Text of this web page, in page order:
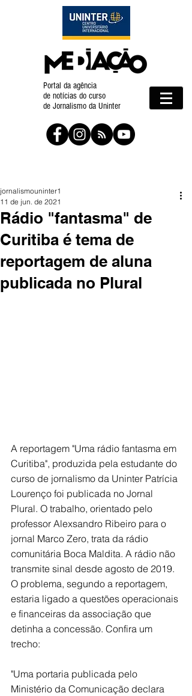
Portal da agência
de notícias do curso
de Jornalismo da Uninter
Rádio "fantasma" de
Curitiba é tema de
reportagem de aluna
publicada no Plural
jornalismouninter1
11 de jun. de 2021
A reportagem "Uma rádio fantasma em
Curitiba", produzida pela estudante do
curso de jornalismo da Uninter Patrícia
Lourenço foi publicada no Jornal
Plural. O trabalho, orientado pelo
professor Alexsandro Ribeiro para o
jornal Marco Zero, trata da rádio
comunitária Boca Maldita. A rádio não
transmite sinal desde agosto de 2019.
O problema, segundo a reportagem,
estaria ligado a questões operacionais
e financeiras da associação que
detinha a concessão. Confira um
trecho:
"Uma portaria publicada pelo
Ministério da Comunicação declara